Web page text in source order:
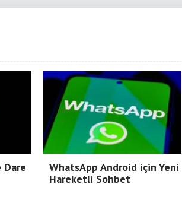
Dare
WhatsApp Android için Yeni
Hareketli Sohbet